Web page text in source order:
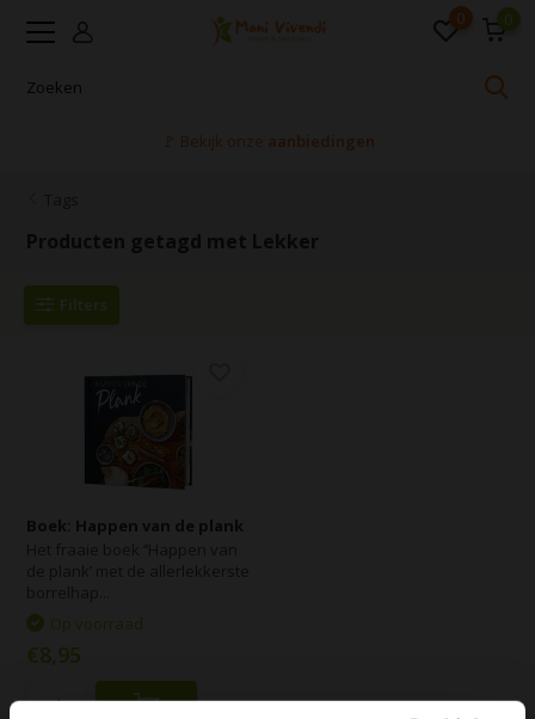
0 0
🚩 Bekijk onze aanbiedingen
Producten getagd met Lekker
Filters
Boek: Happen van de plank
Op voorraad
€8,95